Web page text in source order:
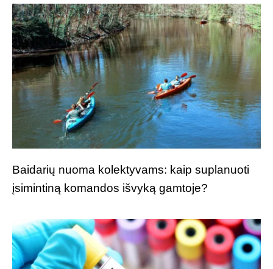
Baidarių nuoma kolektyvams: kaip suplanuoti
įsimintiną komandos išvyką gamtoje?